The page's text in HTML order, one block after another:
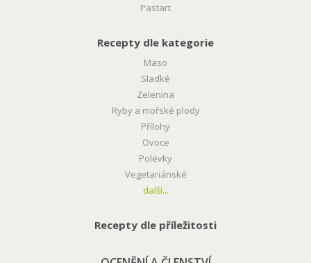
Pastart
Recepty dle kategorie
Maso
Sladké
Zelenina
Ryby a mořské plody
Přílohy
Ovoce
Polévky
Vegetariánské
další...
Recepty dle příležitosti